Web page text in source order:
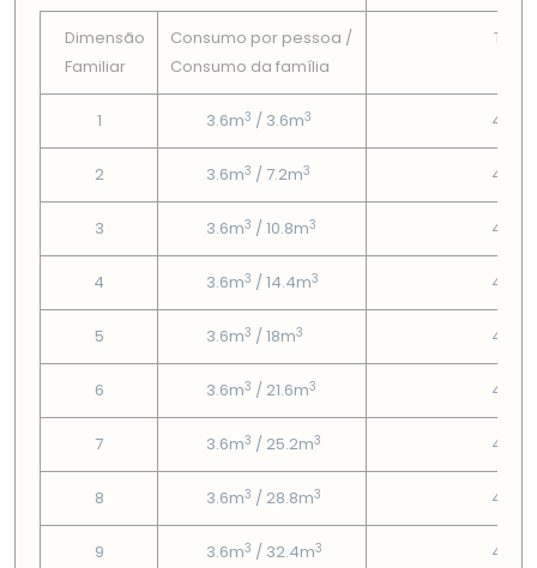
Dimensão
Familiar
Consumo por pessoa /
Consumo da famí­lia
Tarifa
1 3.6m3 / 3.6m3 4.85€
2 3.6m3 / 7.2m3 4.85€
3 3.6m3 / 10.8m3 4.85€
4 3.6m3 / 14.4m3 4.85€
5 3.6m3 / 18m3 4.85€
6 3.6m3 / 21.6m3 4.85€
7 3.6m3 / 25.2m3 4.85€
8 3.6m3 / 28.8m3 4.85€
9 3.6m3 / 32.4m3 4.85€